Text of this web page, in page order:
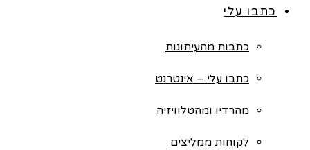
כתבו עלי
כתבות מהעיתונות
כתבו עלי – אינטרנט
מהרדיו ומהטלוויזיה
לקוחות ממליצים